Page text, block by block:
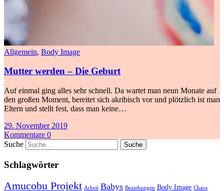
Allgemein, Body Image
Mutter werden – Die Geburt
Auf einmal ging alles sehr schnell. Da wartet man neun Monate auf
den großen Moment, bereitet sich akribisch vor und plötzlich ist man
Eltern und stellt fest, dass man keine…
29. November 2019
Kommentare 0
Suche
Schlagwörter
Amucobu Projekt Arbeit Babys Beziehungen Body Image Chaos